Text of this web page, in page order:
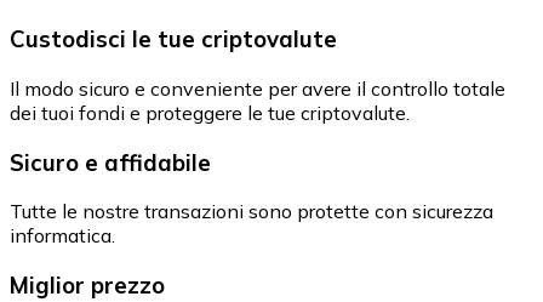
Custodisci le tue criptovalute
Il modo sicuro e conveniente per avere il controllo totale
dei tuoi fondi e proteggere le tue criptovalute.
Sicuro e affidabile
Tutte le nostre transazioni sono protette con sicurezza
informatica.
Miglior prezzo